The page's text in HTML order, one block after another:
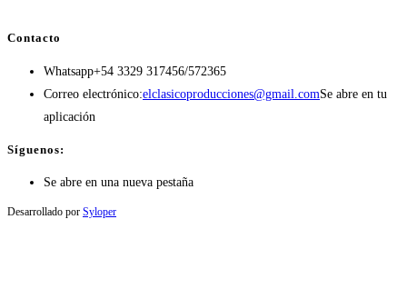
Contacto
Whatsapp+54 3329 317456/572365
Correo electrónico:elclasicoproducciones@gmail.comSe abre en tu
aplicación
Síguenos:
Se abre en una nueva pestaña
Desarrollado por Syloper